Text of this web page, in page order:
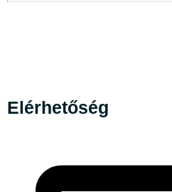
Elérhetőség